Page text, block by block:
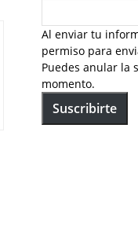
Al enviar tu
permiso para
Puedes anular la
momento.
Suscribirte